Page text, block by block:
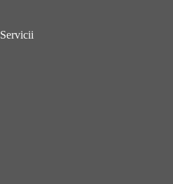
Servicii